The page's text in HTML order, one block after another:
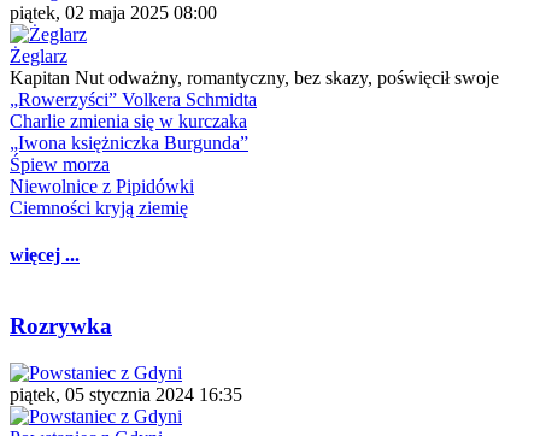
piątek, 02 maja 2025 08:00
Żeglarz
Kapitan Nut odważny, romantyczny, bez skazy, poświęcił swoje
„Rowerzyści” Volkera Schmidta
Charlie zmienia się w kurczaka
„Iwona księżniczka Burgunda”
Śpiew morza
Niewolnice z Pipidówki
Ciemności kryją ziemię
więcej ...
Rozrywka
piątek, 05 stycznia 2024 16:35